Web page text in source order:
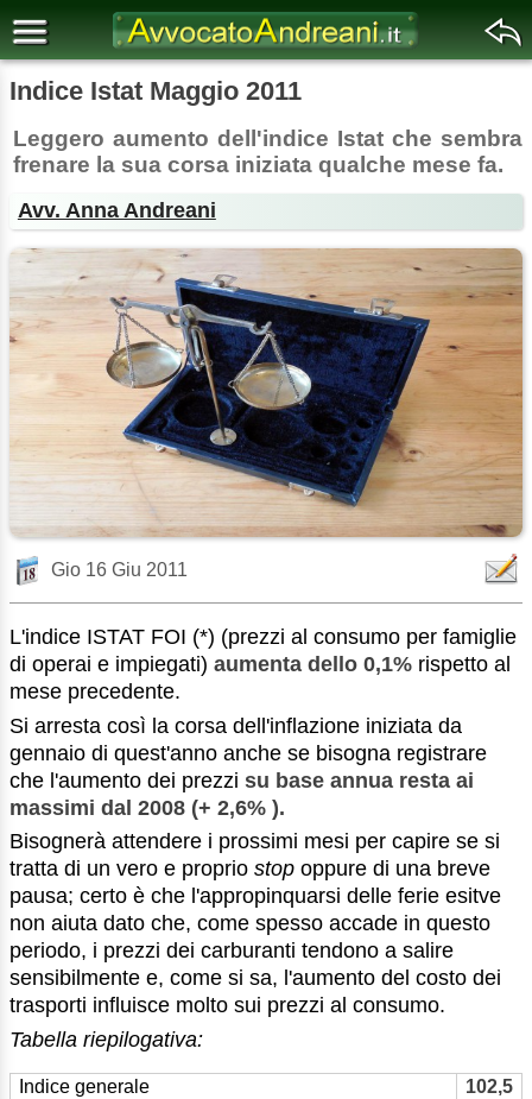
Indice Istat Maggio 2011
Leggero aumento dell'indice Istat che sembra
frenare la sua corsa iniziata qualche mese fa.
Avv. Anna Andreani
Gio 16 Giu 2011
L'indice ISTAT FOI (*) (prezzi al consumo per famiglie
di operai e impiegati) aumenta dello 0,1% rispetto al
mese precedente.
Si arresta così la corsa dell'inflazione iniziata da
gennaio di quest'anno anche se bisogna registrare
che l'aumento dei prezzi su base annua resta ai
massimi dal 2008 (+ 2,6% ).
Bisognerà attendere i prossimi mesi per capire se si
tratta di un vero e proprio stop oppure di una breve
pausa; certo è che l'appropinquarsi delle ferie esitve
non aiuta dato che, come spesso accade in questo
periodo, i prezzi dei carburanti tendono a salire
sensibilmente e, come si sa, l'aumento del costo dei
trasporti influisce molto sui prezzi al consumo.
Tabella riepilogativa:
Indice generale
102,5